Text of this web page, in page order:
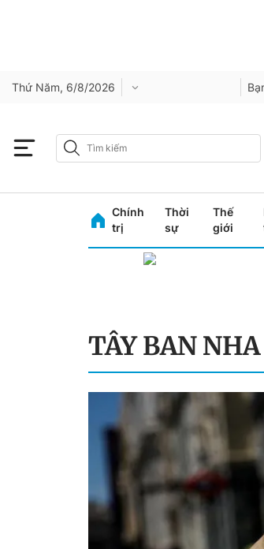
Thứ Năm, 6/8/2026
Chính
trị
Thời
sự
Thế
giới
TÂY BAN NHA